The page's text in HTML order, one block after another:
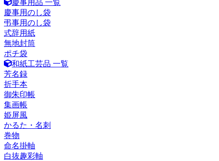
慶事用品 一覧
慶事用のし袋
弔事用のし袋
式辞用紙
無地封筒
ポチ袋
和紙工芸品 一覧
芳名録
折手本
御朱印帳
集画帳
姫屏風
かるた・名刺
巻物
命名掛軸
白抜趣彩軸